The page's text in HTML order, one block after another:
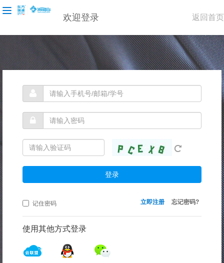
欢迎登录 返回首页
登录
立即注册 忘记密码?
记住密码
使用其他方式登录